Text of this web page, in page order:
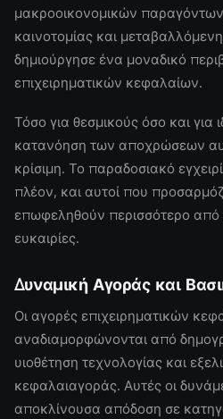
μακροοικονομικών
καινοτομίας και
δημιούργησε ένα μοναδικό
επιχειρηματικών κεφαλαίων.
Τόσο για θεσμικούς όσο και για
κατανόηση των αποχρώσεων
κρίσιμη. Το παραδοσιακό
πλέον, και αυτοί που
επωφεληθούν περισσότερο από
ευκαιρίες.
Δυναμική Αγοράς και
Οι αγορές επιχειρηματικών
αναδιαμορφώνονται από
υιοθέτηση τεχνολογίας και
κεφαλαιαγοράς. Αυτές οι
αποκλίνουσα απόδοση σε